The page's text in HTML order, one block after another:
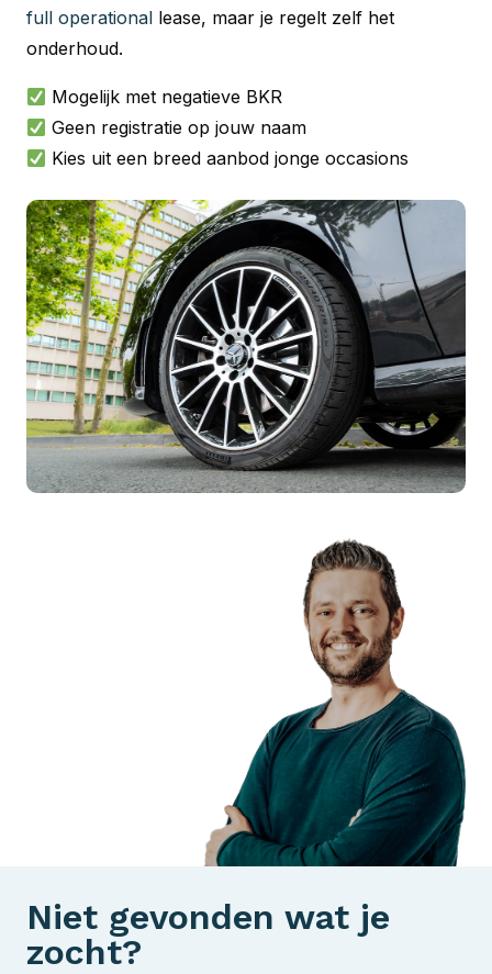
full operational lease, maar je regelt zelf het
onderhoud.
Mogelijk met negatieve BKR
Geen registratie op jouw naam
Kies uit een breed aanbod jonge occasions
Niet gevonden wat je
zocht?